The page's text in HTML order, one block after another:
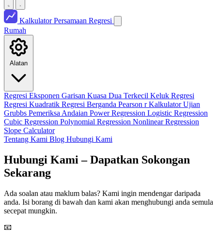
Kalkulator Persamaan Regresi
Rumah
Alatan
Regresi Eksponen Garisan Kuasa Dua Terkecil Keluk Regresi
Regresi Kuadratik Regresi Berganda Pearson r KalkulatorUjian
Grubbs Pemeriksa Andaian Power Regression Logistic Regression
Cubic Regression Polynomial Regression Nonlinear Regression
Slope Calculator
Tentang Kami Blog Hubungi Kami
Hubungi Kami – Dapatkan Sokongan
Sekarang
Ada soalan atau maklum balas? Kami ingin mendengar daripada
anda. Isi borang di bawah dan kami akan menghubungi anda semula
secepat mungkin.
📧